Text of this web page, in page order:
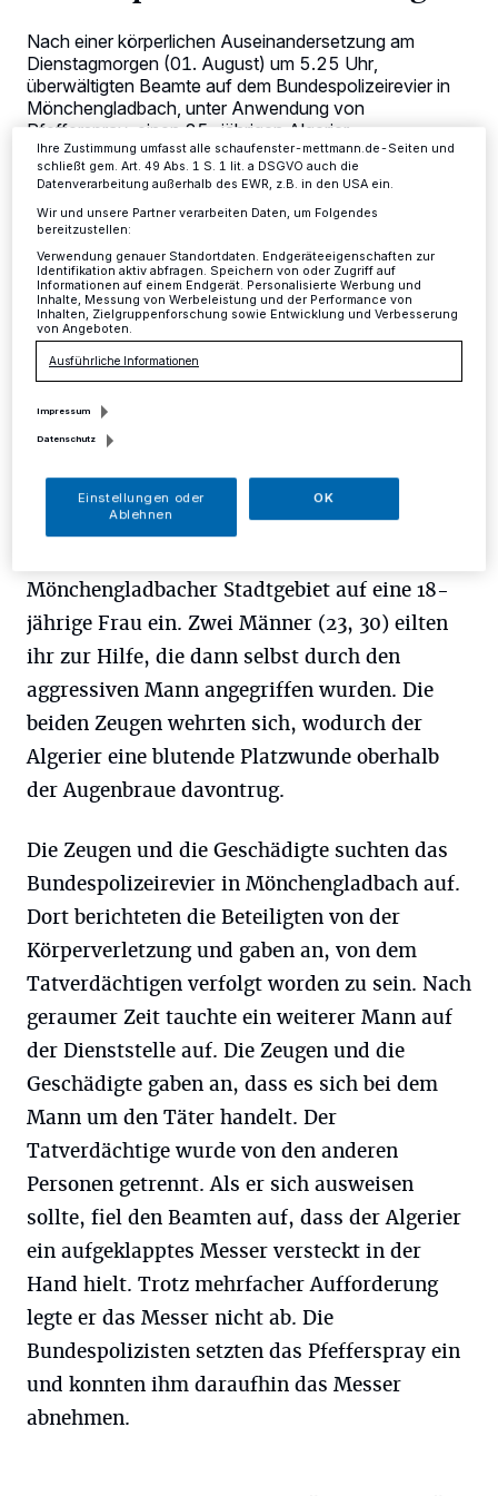
Nach einer körperlichen Auseinandersetzung am
Dienstagmorgen (01. August) um 5.25 Uhr,
überwältigten Beamte auf dem Bundespolizeirevier in
Mönchengladbach, unter Anwendung von
Pfefferspray, einen 25-jährigen Algerier.
03.08.2017 , 14:34 Uhr 2 Minuten Lesezeit
D
ieser hielt angriffsbereit ein Messer in
Aufforderung nicht fallen.
Mönchengladbacher Stadtgebiet auf eine 18-
jährige Frau ein. Zwei Männer (23, 30) eilten
ihr zur Hilfe, die dann selbst durch den
aggressiven Mann angegriffen wurden. Die
beiden Zeugen wehrten sich, wodurch der
Algerier eine blutende Platzwunde oberhalb
der Augenbraue davontrug.
Die Zeugen und die Geschädigte suchten das
Bundespolizeirevier in Mönchengladbach auf.
Dort berichteten die Beteiligten von der
Körperverletzung und gaben an, von dem
Tatverdächtigen verfolgt worden zu sein. Nach
geraumer Zeit tauchte ein weiterer Mann auf
der Dienststelle auf. Die Zeugen und die
Geschädigte gaben an, dass es sich bei dem
Mann um den Täter handelt. Der
Tatverdächtige wurde von den anderen
Personen getrennt. Als er sich ausweisen
sollte, fiel den Beamten auf, dass der Algerier
ein aufgeklapptes Messer versteckt in der
Hand hielt. Trotz mehrfacher Aufforderung
legte er das Messer nicht ab. Die
Bundespolizisten setzten das Pfefferspray ein
und konnten ihm daraufhin das Messer
abnehmen.
dieses Menü jederzeit wieder aufrufen, um Ihre Einstellungen zu
ändern oder Ihre Einwilligung zu widerrufen, indem Sie auf den Link
Einstellungen oder Ablehnen am unteren Rand der Webseite klicken.
Ihre Einstellungen gelten innerhalb unseres Website. Weitere
Informationen finden Sie in unserer Datenschutzerklärung.
Ihre Zustimmung umfasst alle schaufenster-mettmann.de-Seiten und
schließt gem. Art. 49 Abs. 1 S. 1 lit. a DSGVO auch die
Datenverarbeitung außerhalb des EWR, z.B. in den USA ein.
Wir und unsere Partner verarbeiten Daten, um Folgendes
bereitzustellen:
Verwendung genauer Standortdaten. Endgeräteeigenschaften zur
Identifikation aktiv abfragen. Speichern von oder Zugriff auf
Informationen auf einem Endgerät. Personalisierte Werbung und
Inhalte, Messung von Werbeleistung und der Performance von
Inhalten, Zielgruppenforschung sowie Entwicklung und Verbesserung
von Angeboten.
Ausführliche Informationen
Impressum
Datenschutz
Einstellungen oder
Ablehnen
OK